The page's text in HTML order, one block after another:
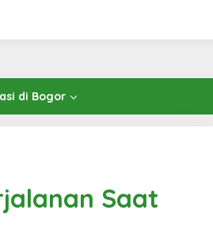
di Bogor
Saat